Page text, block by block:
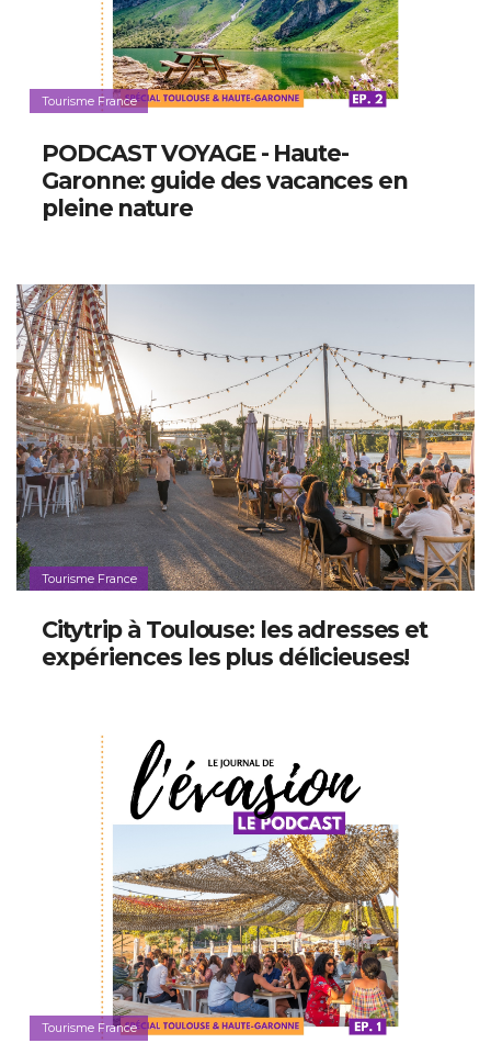
Tourisme France
PODCAST VOYAGE - Haute-
Garonne: guide des vacances en
pleine nature
Tourisme France
Citytrip à Toulouse: les adresses et
expériences les plus délicieuses!
Tourisme France